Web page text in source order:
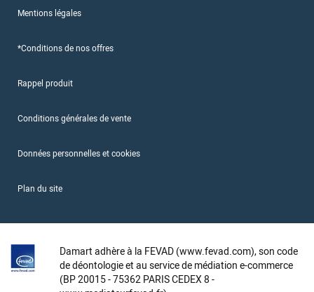
Mentions légales
*Conditions de nos offres
Rappel produit
Conditions générales de vente
Données personnelles et cookies
Plan du site
Damart adhère à la FEVAD (www.fevad.com), son code
de déontologie et au service de médiation e-commerce
(BP 20015 - 75362 PARIS CEDEX 8 -